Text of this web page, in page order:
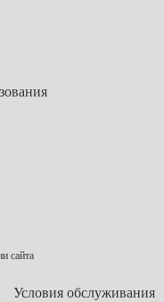
сайта
Условия обслуживания